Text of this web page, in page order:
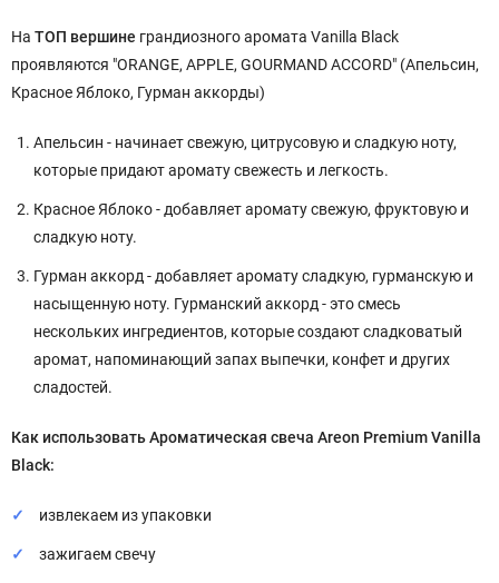
На ТОП вершине грандиозного аромата Vanilla Black
проявляются "ORANGE, APPLE, GOURMAND ACCORD" (Апельсин,
Красное Яблоко, Гурман аккорды)
Апельсин - начинает свежую, цитрусовую и сладкую ноту,
которые придают аромату свежесть и легкость.
Красное Яблоко - добавляет аромату свежую, фруктовую и
сладкую ноту.
Гурман аккорд - добавляет аромату сладкую, гурманскую и
насыщенную ноту. Гурманский аккорд - это смесь
нескольких ингредиентов, которые создают сладковатый
аромат, напоминающий запах выпечки, конфет и других
сладостей.
Как использовать Ароматическая свеча Areon PremiumVanilla
Black:
извлекаем из упаковки
зажигаем свечу